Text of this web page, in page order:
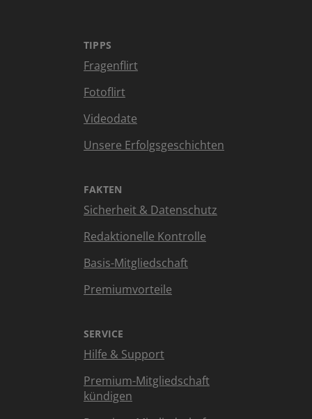
TIPPS
Fragenflirt
Fotoflirt
Videodate
Unsere Erfolgsgeschichten
FAKTEN
Sicherheit & Datenschutz
Redaktionelle Kontrolle
Basis-Mitgliedschaft
Premiumvorteile
SERVICE
Hilfe & Support
Premium-Mitgliedschaft
kündigen